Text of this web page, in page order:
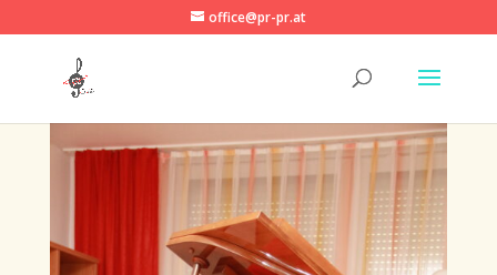
office@pr-pr.at